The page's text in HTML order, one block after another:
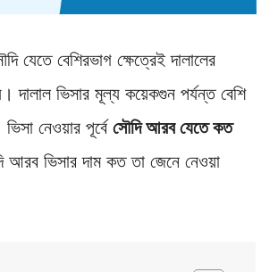
যেতে বেশিরভাগ ক্ষেত্রেই দালালের
দালাল ভিসার মূল্য কয়েকগুন পর্যন্ত বেশি
নেওয়ার পূর্বে সৌদি আরব যেতে কত
ভিসার দাম কত তা জেনে নেওয়া